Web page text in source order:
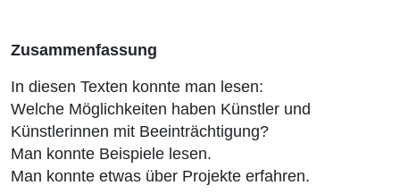
Zusammenfassung
In diesen Texten konnte man lesen:
Welche Möglichkeiten haben Künstler und
Künstlerinnen mit Beeinträchtigung?
Man konnte Beispiele lesen.
Man konnte etwas über Projekte erfahren.